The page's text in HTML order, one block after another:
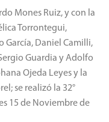
Mones Ruiz, y con la
Torrontegui,
García, Daniel Camilli,
Guardia y Adolfo
Ojeda Leyes y la